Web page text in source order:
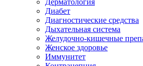
Дерматология
Диабет
Диагностические средства
Дыхательная система
Желудочно-кишечные
Женское здоровье
Иммунитет